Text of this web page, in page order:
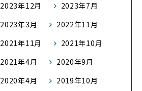
2023年12月
2023年7月
2023年3月
2022年11月
2021年11月
2021年10月
2021年4月
2020年9月
2020年4月
2019年10月